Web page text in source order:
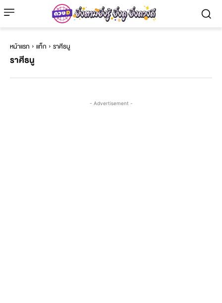
หน้าแรก แท็ก ราศีธนู
ราศีธนู
- Advertisement -